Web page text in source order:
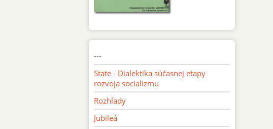
---
State - Dialektika súčasnej etapy
rozvoja socializmu
Rozhľady
Jubileá